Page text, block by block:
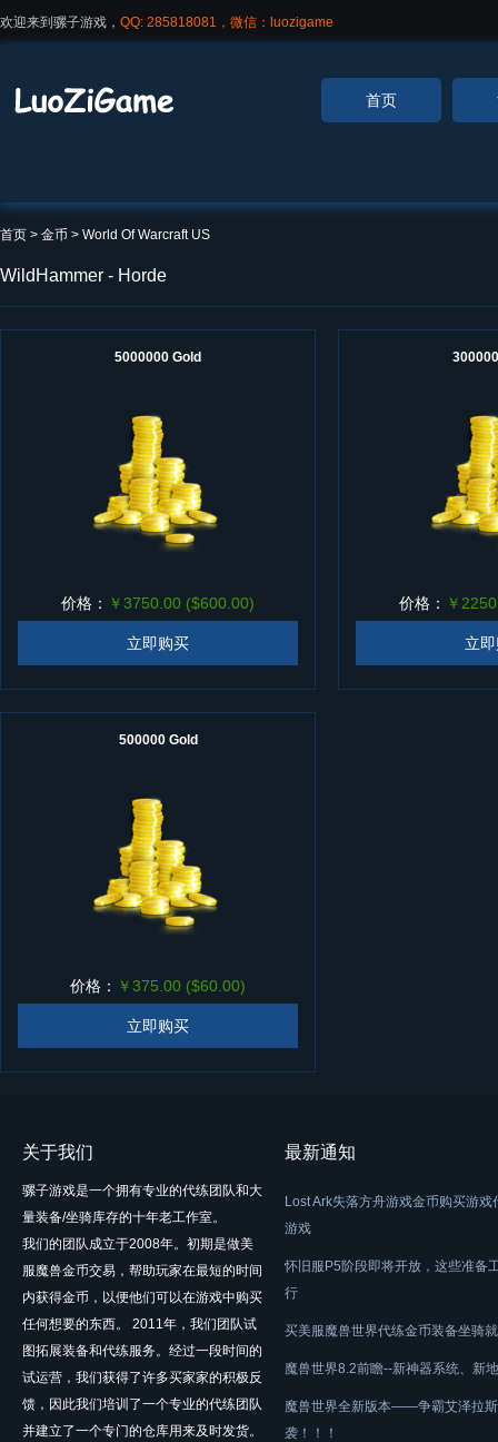
欢迎来到骡子游戏， QQ: 285818081，微信：luozigame
首页
首页 > 金币 > World Of Warcraft US
WildHammer - Horde
5000000 Gold
价格： ￥3750.00 ($600.00)
立即购买
价格： ￥
立
500000 Gold
价格： ￥375.00 ($60.00)
立即购买
关于我们
骡子游戏是一个拥有专业的代练团队和大
量装备/坐骑库存的十年老工作室。
我们的团队成立于2008年。初期是做美
服魔兽金币交易，帮助玩家在最短的时间
内获得金币，以便他们可以在游戏中购买
任何想要的东西。 2011年，我们团队试
图拓展装备和代练服务。经过一段时间的
试运营，我们获得了许多买家家的积极反
馈，因此我们培训了一个专业的代练团队
并建立了一个专门的仓库用来及时发货。
最新通知
Lost Ark失落方舟游戏金币购买游戏
游戏
怀旧服P5阶段即将开放，这些准备
行
买美服魔兽世界代练金币装备坐骑
魔兽世界8.2前瞻--新神器系统、新
魔兽世界全新版本——争霸艾泽拉
袭！！！